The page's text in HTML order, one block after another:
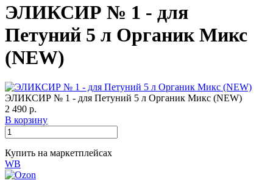
ЭЛИКСИР № 1 - для
Петуний 5 л Органик Микс
(NEW)
ЭЛИКСИР № 1 - для Петуний 5 л Органик Микс (NEW)
2 490 р.
В корзину
Купить на маркетплейсах
WB